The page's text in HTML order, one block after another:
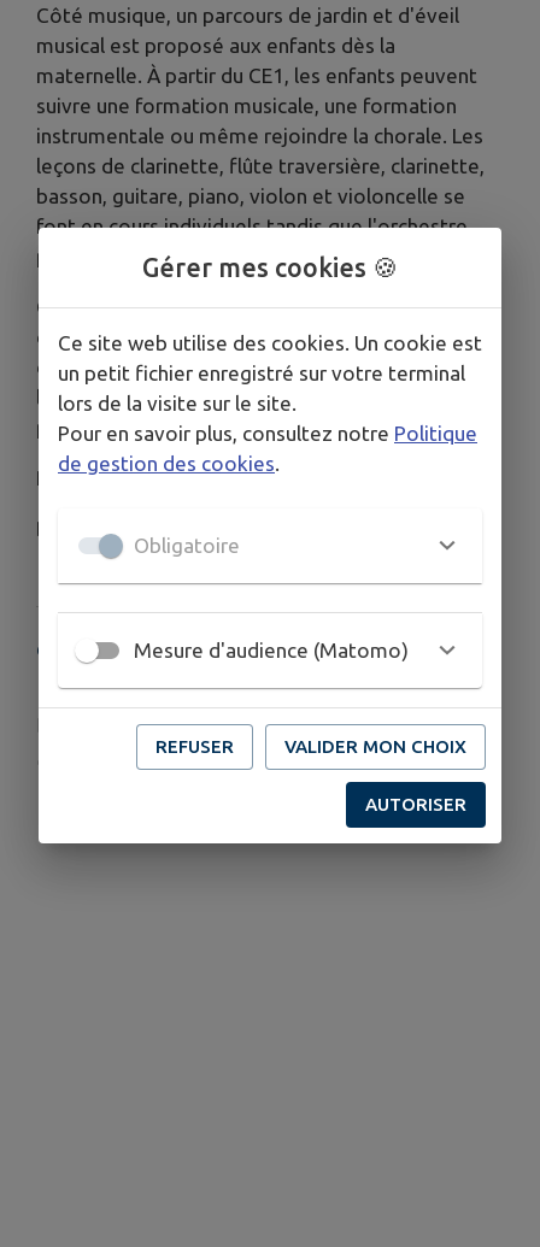
Côté musique, un parcours de jardin et d'éveil
musical est proposé aux enfants dès la
maternelle. À partir du CE1, les enfants peuvent
suivre une formation musicale, une formation
instrumentale ou même rejoindre la chorale. Les
leçons de clarinette, flûte traversière, clarinette,
basson, guitare, piano, violon et violoncelle se
font en cours individuels tandis que l'orchestre
propose de la pratique d'ensemble.
Côté théâtre, les enfants peuvent commencer
dès l'âge de 7 ans révolus. Le cursus comprend
des cours de plusieurs niveaux, permettant ainsi à
l'élève de progresser tout au long de son
parcours.
Président :Jérôme Barra
Directrice de l’école :
COORDONNÉES
34 Place de l'Église, 74160 Archamps
ecole@artsdugenevois.fr
artsdugenevois.fr/
Gérer mes cookies 🍪
Ce site web utilise des cookies. Un cookie est
un petit fichier enregistré sur votre terminal
lors de la visite sur le site.
Pour en savoir plus, consultez notre Politique
de gestion des cookies
Obligatoire
Mesure d'audience (Matomo)
REFUSER VALIDER MON CHOIX
AUTORISER